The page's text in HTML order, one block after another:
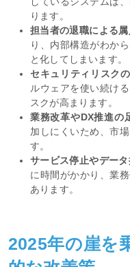
ります。
担当者の退職による属
り、内部構造がわか
と化してしまいます。
セキュリティリスクの
ルウェアを使い続け
スクが高まります。
業務改革やDX推進の
加しにくいため、市
す。
サービス停止やデータ
に時間がかかり、業
あります。
2025年の崖を